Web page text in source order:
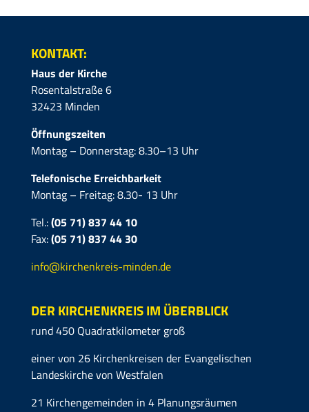
KONTAKT:
Haus der Kirche
Rosentalstraße 6
32423 Minden
Öffnungszeiten
Montag – Donnerstag: 8.30–13 Uhr
Telefonische Erreichbarkeit
Montag – Freitag: 8.30- 13 Uhr
Tel.:(05 71) 837 44 10
Fax:(05 71)837 44 30
info@kirchenkreis-minden.de
DER KIRCHENKREIS IM ÜBERBLICK
rund 450 Quadratkilometer groß
einer von 26 Kirchenkreisen der Evangelischen
Landeskirche von Westfalen
21 Kirchengemeinden in 4 Planungsräumen